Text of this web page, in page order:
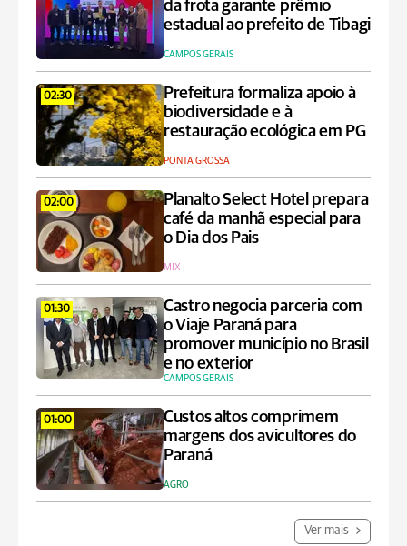
da frota garante prêmio
estadual ao prefeito de Tibagi
CAMPOS GERAIS
02:30
Prefeitura formaliza apoio à
biodiversidade e à
restauração ecológica em PG
PONTA GROSSA
02:00
Planalto Select Hotel prepara
café da manhã especial para
o Dia dos Pais
MIX
01:30
Castro negocia parceria com
o Viaje Paraná para
promover município no Brasil
e no exterior
CAMPOS GERAIS
01:00
Custos altos comprimem
margens dos avicultores do
Paraná
AGRO
Ver mais